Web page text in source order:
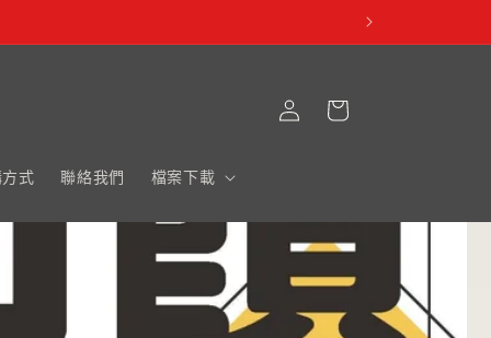
式 聯絡我們 檔案下載
登
入
物